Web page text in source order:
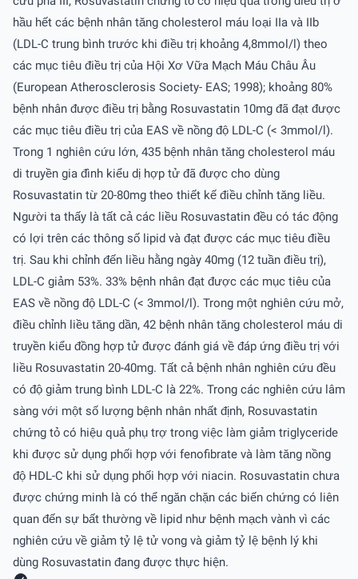
hầu hết các bệnh nhân tăng cholesterol máu loại IIa và IIb
(LDL-C trung bình trước khi điều trị khoảng 4,8mmol/l) theo
các mục tiêu điều trị của Hội Xơ Vữa Mạch Máu Châu Âu
(European Atherosclerosis Society- EAS; 1998); khoảng 80%
bệnh nhân được điều trị bằng Rosuvastatin 10mg đã đạt được
các mục tiêu điều trị của EAS về nồng độ LDL-C (< 3mmol/l).
Trong 1 nghiên cứu lớn, 435 bệnh nhân tăng cholesterol máu
di truyền gia đình kiểu dị hợp tử đã được cho dùng
Rosuvastatin từ 20-80mg theo thiết kế điều chỉnh tăng liều.
Người ta thấy là tất cả các liều Rosuvastatin đều có tác động
có lợi trên các thông số lipid và đạt được các mục tiêu điều
trị. Sau khi chỉnh đến liều hằng ngày 40mg (12 tuần điều trị),
LDL-C giảm 53%. 33% bệnh nhân đạt được các mục tiêu của
EAS về nồng độ LDL-C (< 3mmol/l). Trong một nghiên cứu mở,
điều chỉnh liều tăng dần, 42 bệnh nhân tăng cholesterol máu di
truyền kiểu đồng hợp tử được đánh giá về đáp ứng điều trị với
liều Rosuvastatin 20-40mg. Tất cả bệnh nhân nghiên cứu đều
có độ giảm trung bình LDL-C là 22%. Trong các nghiên cứu lâm
sàng với một số lượng bệnh nhân nhất định, Rosuvastatin
chứng tỏ có hiệu quả phụ trợ trong việc làm giảm triglyceride
khi được sử dụng phối hợp với fenofibrate và làm tăng nồng
độ HDL-C khi sử dụng phối hợp với niacin. Rosuvastatin chưa
được chứng minh là có thể ngăn chặn các biến chứng có liên
quan đến sự bất thường về lipid như bệnh mạch vành vì các
nghiên cứu về giảm tỷ lệ tử vong và giảm tỷ lệ bệnh lý khi
dùng Rosuvastatin đang được thực hiện.